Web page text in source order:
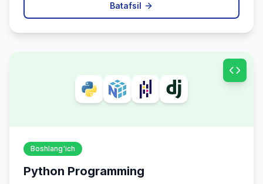
Batafsil
Boshlang'ich
Python Programming